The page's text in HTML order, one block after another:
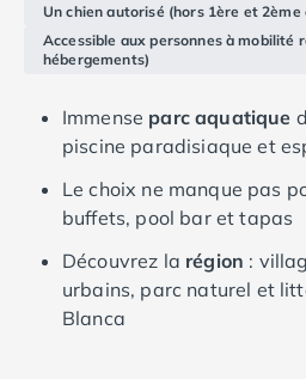
Camping Cancale
Camping Dinard
Camping Morbihan
Camping Auray
Camping La Trinité sur Mer
Camping Locmariaquer
Camping Penestin
Camping Quiberon
Camping Sarzeau
Un chien autorisé (hors 1ère et 2ème
Accessible aux personnes à mobilité
hébergements)
Immense parc aquatique
piscine paradisiaque et
Le choix ne manque pas
buffets, pool bar et tapas
Découvrez la région :
urbains, parc naturel et
Blanca